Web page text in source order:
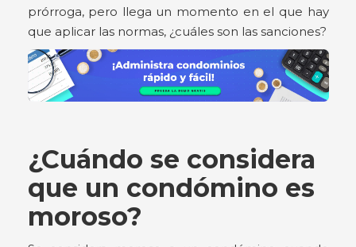
prórroga, pero llega un momento en el que hay
que aplicar las normas, ¿cuáles son las sanciones?
¿Cuándo se considera
que un condómino es
moroso?